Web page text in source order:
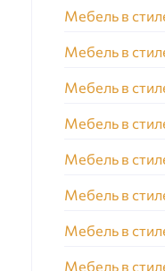
Мебель в
Мебель в
Мебель в
Мебель в
Мебель в
Мебель в
Мебель в
Мебель в